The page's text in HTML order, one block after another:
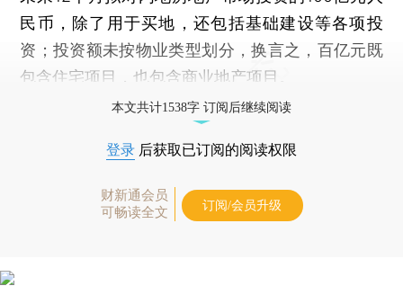
民币，除了用于买地，还包括基础建设等各项投
资；投资额未按物业类型划分，换言之，百亿元既
包含住宅项目，也包含商业地产项目。
本文共计1538字 订阅后继续阅读
登录 后获取已订阅的阅读权限
财新通会员
可畅读全文
订阅/会员升级